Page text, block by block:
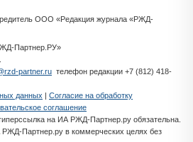
ООО «Редакция журнала «РЖД-
Партнер.РУ»
partner.ru телефон редакции +7 (812) 418-
данных | Согласие на обработку
соглашение
на ИА РЖД-Партнер.ру обязательна.
Партнер.ру в коммерческих целях без